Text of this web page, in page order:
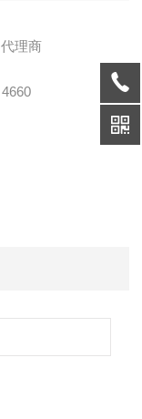
代理商
4660